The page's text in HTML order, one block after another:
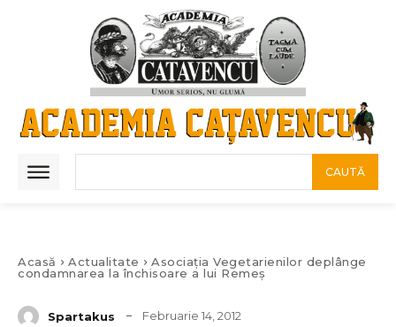
CAUTĂ
Acasă Actualitate
Asociaţia Vegetarienilor deplânge
condamnarea la închisoare a lui Remeş
Spartakus Februarie 14, 2012